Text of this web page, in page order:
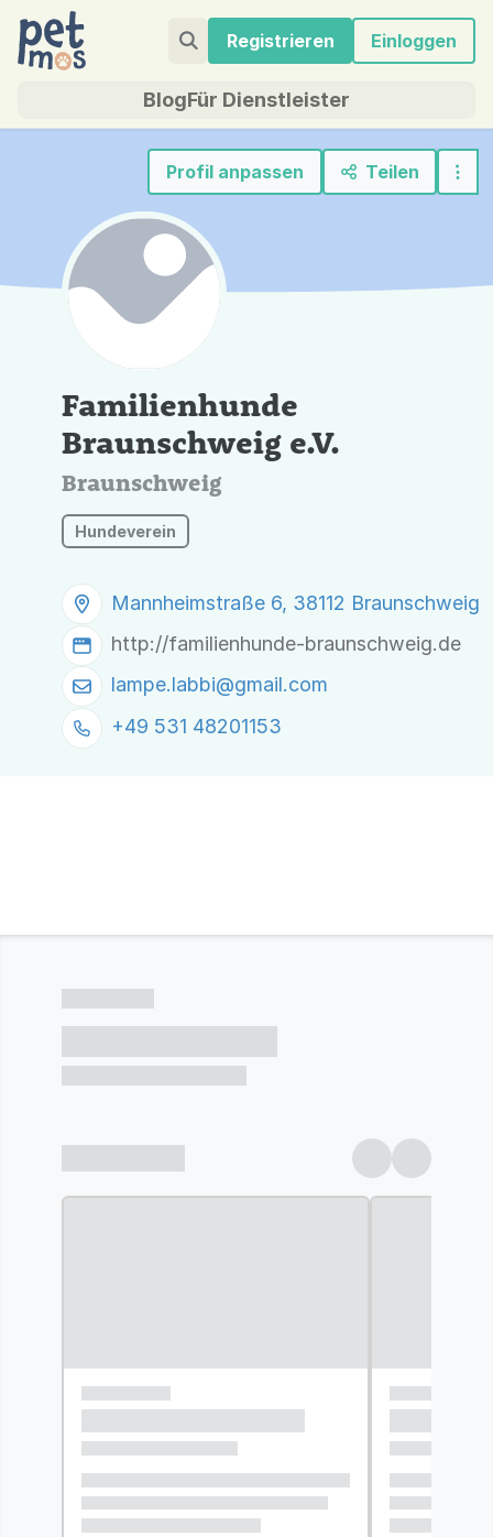
Registrieren Einloggen
BlogFür Dienstleister
Profil anpassen Teilen
Familienhunde
Braunschweig e.V.
Braunschweig
Hundeverein
Mannheimstraße 6, 38112 Braunschweig
http://familienhunde-braunschweig.de
lampe.labbi@gmail.com
+49 531 48201153